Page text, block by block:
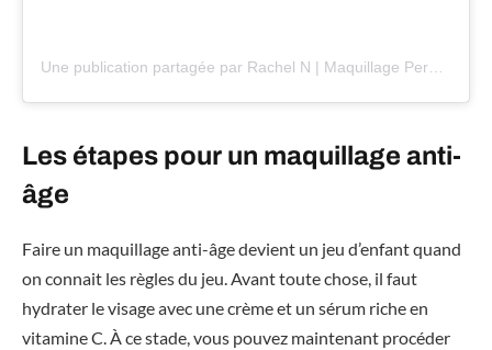
Les étapes pour un maquillage anti-
âge
Faire un maquillage anti-âge devient un jeu d’enfant quand
on connait les règles du jeu. Avant toute chose, il faut
hydrater le visage avec une crème et un sérum riche en
vitamine C. À ce stade, vous pouvez maintenant procéder